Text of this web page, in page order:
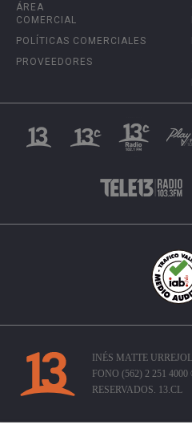
ÁREA
COMERCIAL
POLÍTICAS COMERCIALES
PROVEEDORES
INÉS MATTE
FONO (562) 2 251
RESERVADOS. 13.CL